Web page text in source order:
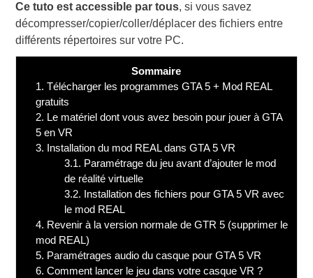
Ce tuto est accessible par tous, si vous savez
décompresser/copier/coller/déplacer des fichiers entre
différents répertoires sur votre PC.
Sommaire
1. Télécharger les programmes GTA 5 + Mod REAL
gratuits
2. Le matériel dont vous avez besoin pour jouer à GTA
5 en VR
3. Installation du mod REAL dans GTA 5 VR
3.1. Paramétrage du jeu avant d’ajouter le mod
de réalité virtuelle
3.2. Installation des fichiers pour GTA 5 VR avec
le mod REAL
4. Revenir à la version normale de GTR 5 (supprimer le
mod REAL)
5. Paramétrages audio du casque pour GTA 5 VR
6. Comment lancer le jeu dans votre casque VR ?